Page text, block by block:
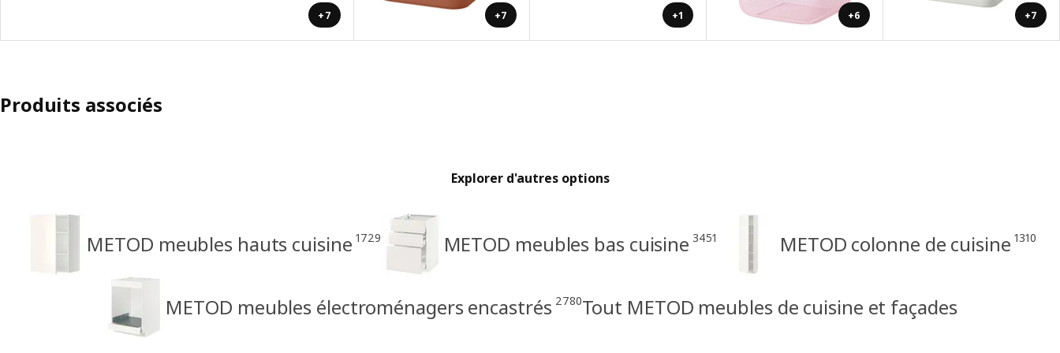
+7 +7 +1 +6 +7
Produits associés
Explorer d'autres options
METOD meubles hauts cuisine 1729 METOD meubles bas cuisine 3451 METOD colonne de cuisine 1310
METOD meubles électroménagers encastrés 2780Tout METOD meubles de cuisine et façades